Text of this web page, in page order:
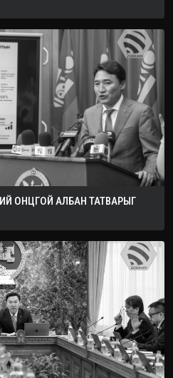
ОНЦГОЙ АЛБАН ТАТВАРЫГ